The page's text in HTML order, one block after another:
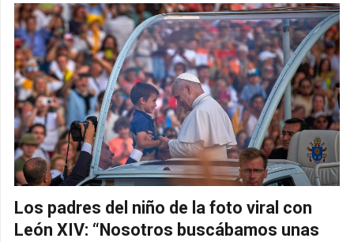
Los padres del niño de la foto viral con
León XIV: “Nosotros buscábamos unas